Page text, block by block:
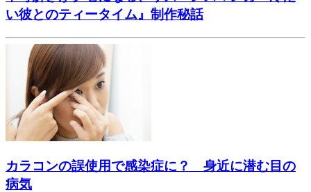
い彼とのティータイム』制作秘話
カラコンの誤使用で感染症に？ 身近に潜む目の
病気